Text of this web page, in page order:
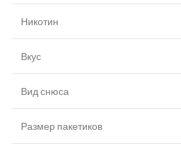
Никотин
Вкус
Вид снюса
Размер пакетиков